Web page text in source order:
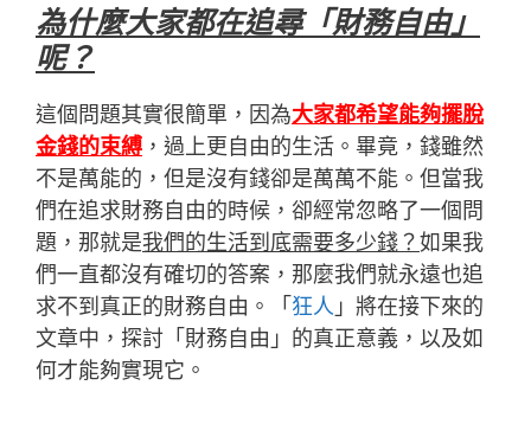
為什麼大家都在追尋「財務自由」
呢？
這個問題其實很簡單，因為大家都希望能夠擺脫
金錢的束縛 ，過上更自由的生活。畢竟，錢雖然
不是萬能的，但是沒有錢卻是萬萬不能。但當我
們在追求財務自由的時候，卻經常忽略了一個問
題，那就是我們的生活到底需要多少錢？如果我
們一直都沒有確切的答案，那麼我們就永遠也追
求不到真正的財務自由。「狂人 」將在接下來的
文章中，探討「財務自由」的真正意義，以及如
何才能夠實現它。